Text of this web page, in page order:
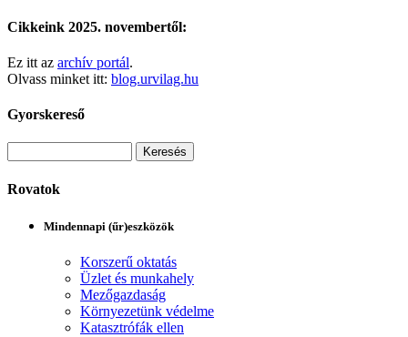
Cikkeink 2025. novembertől:
Ez itt az archív portál.
Olvass minket itt: blog.urvilag.hu
Gyorskereső
Rovatok
Mindennapi (űr)eszközök
Korszerű oktatás
Üzlet és munkahely
Mezőgazdaság
Környezetünk védelme
Katasztrófák ellen